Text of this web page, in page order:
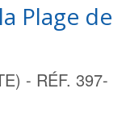
Plage de
- RÉF. 397-